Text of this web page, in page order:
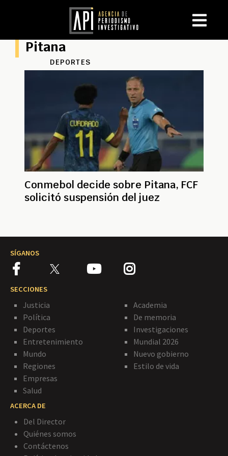
Pitana
DEPORTES
Conmebol decide sobre Pitana, FCF
solicitó suspensión del juez
SÍGANOS
SECCIONES
Justicia
Política
Deportes
Entretenimiento
Mundo
Regiones
Empresas
Salud
Academia
De memoria
Investigaciones
Mundial 2026
Nuevo gobierno
Estilo de vida
ACERCA DE
Del Director
Quiénes somos
Contáctenos